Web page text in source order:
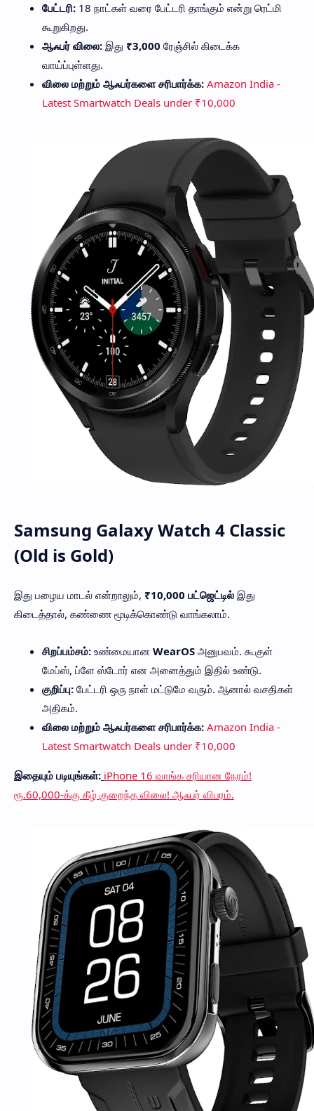
பேட்டரி: 18 நாட்கள் வரை பேட்டரி தாங்கும் என்று ரெட்மி
கூறுகிறது.
ஆஃபர் விலை: இது ₹3,000 ரேஞ்சில் கிடைக்க
வாய்ப்புள்ளது.
விலை மற்றும் ஆஃபர்களை சரிபார்க்க: Amazon India -
Latest Smartwatch Deals under ₹10,000
Samsung Galaxy Watch 4 Classic
(Old is Gold)
இது பழைய மாடல் என்றாலும், ₹10,000 பட்ஜெட்டில் இது
கிடைத்தால், கண்ணை மூடிக்கொண்டு வாங்கலாம்.
சிறப்பம்சம்: உண்மையான WearOS அனுபவம். கூகுள்
மேப்ஸ், ப்ளே ஸ்டோர் என அனைத்தும் இதில் உண்டு.
குறிப்பு: பேட்டரி ஒரு நாள் மட்டுமே வரும். ஆனால் வசதிகள்
அதிகம்.
விலை மற்றும் ஆஃபர்களை சரிபார்க்க: Amazon India -
Latest Smartwatch Deals under ₹10,000
இதையும் படியுங்கள்: iPhone 16 வாங்க சரியான நேரம்!
ரூ.60,000-க்கு கீழ் குறைந்த விலை! ஆஃபர் விபரம்.